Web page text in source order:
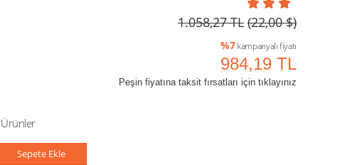
1.058,27 TL (22,00 $)
%7kampanyalı fiyatı
984,19 TL
Peşin fiyatına taksit fırsatları için tıklayınız
Sepete Ekle